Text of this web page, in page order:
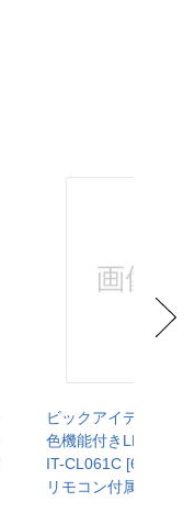
ビックアイデア｜
色機能付きLEDシー
IT-CL061C [6畳 /昼
リモコン付属]